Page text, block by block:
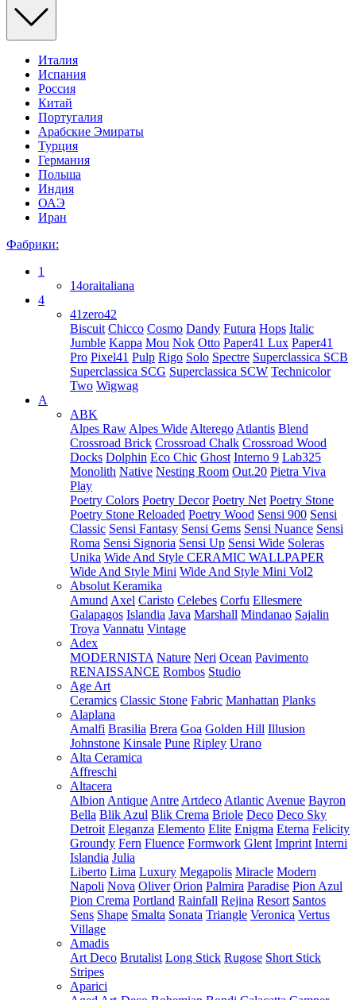
Италия
Испания
Россия
Китай
Португалия
Арабские Эмираты
Турция
Германия
Польша
Индия
ОАЭ
Иран
Фабрики:
1
14oraitaliana
4
41zero42
Biscuit Chicco Cosmo Dandy Futura Hops Italic
Jumble Kappa Mou Nok Otto Paper41 Lux Paper41
Pro Pixel41 Pulp Rigo Solo Spectre Superclassica SCB
Superclassica SCG Superclassica SCW Technicolor
Two Wigwag
A
ABK
Alpes Raw Alpes Wide Alterego Atlantis Blend
Crossroad Brick Crossroad Chalk Crossroad Wood
Docks Dolphin Eco Chic Ghost Interno 9 Lab325
Monolith Native Nesting Room Out.20 Pietra Viva
Play
Poetry Colors Poetry Decor Poetry Net Poetry Stone
Poetry Stone Reloaded Poetry Wood Sensi 900 Sensi
Classic Sensi Fantasy Sensi Gems Sensi Nuance Sensi
Roma Sensi Signoria Sensi Up Sensi Wide Soleras
Unika Wide And Style CERAMIC WALLPAPER
Wide And Style Mini Wide And Style Mini Vol2
Absolut Keramika
Amund Axel Caristo Celebes Corfu Ellesmere
Galapagos Islandia Java Marshall Mindanao Sajalin
Troya Vannatu Vintage
Adex
MODERNISTA Nature Neri Ocean Pavimento
RENAISSANCE Rombos Studio
Age Art
Ceramics Classic Stone Fabric Manhattan Planks
Alaplana
Amalfi Brasilia Brera Goa Golden Hill Illusion
Johnstone Kinsale Pune Ripley Urano
Alta Ceramica
Affreschi
Altacera
Albion Antique Antre Artdeco Atlantic Avenue Bayron
Bella Blik Azul Blik Crema Briole Deco Deco Sky
Detroit Eleganza Elemento Elite Enigma Eterna Felicity
Groundy Fern Fluence Formwork Glent Imprint Interni
Islandia Julia
Liberto Lima Luxury Megapolis Miracle Modern
Napoli Nova Oliver Orion Palmira Paradise Pion Azul
Pion Crema Portland Rainfall Rejina Resort Santos
Sens Shape Smalta Sonata Triangle Veronica Vertus
Village
Amadis
Art Deco Brutalist Long Stick Rugose Short Stick
Stripes
Aparici